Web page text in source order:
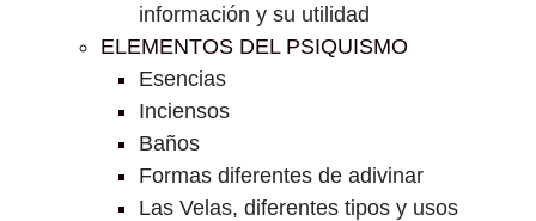
información y su utilidad
ELEMENTOS DEL PSIQUISMO
Esencias
Inciensos
Baños
Formas diferentes de adivinar
Las Velas, diferentes tipos y usos